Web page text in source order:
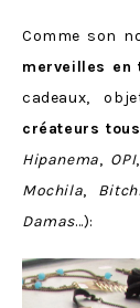
Comme son
merveilles en
cadeaux,
créateurs
Hipanema, OPI,
Mochila,
Damas…):